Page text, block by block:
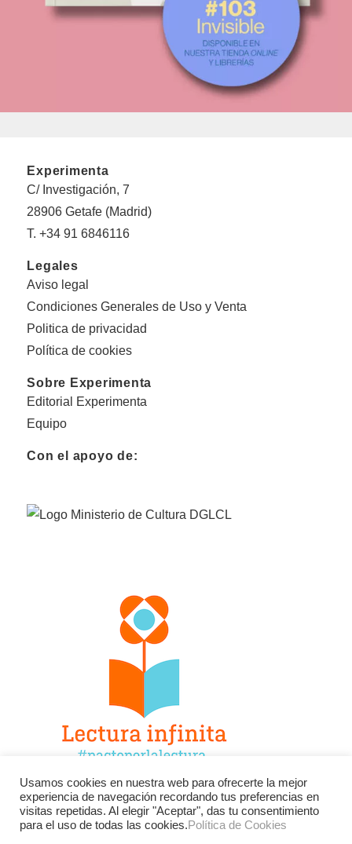
Experimenta
C/ Investigación, 7
28906 Getafe (Madrid)
T. +34 91 6846116
Legales
Aviso legal
Condiciones Generales de Uso y Venta
Politica de privacidad
Política de cookies
Sobre Experimenta
Editorial Experimenta
Equipo
Con el apoyo de:
Facebook Twitter
Instagram
YouTube
LinkedIn Contacto
Usamos cookies en nuestra web para ofrecerte la mejor
experiencia de navegación recordando tus preferencias en
visitas repetidas. Al elegir "Aceptar", das tu consentimiento
para el uso de todas las cookies.Política de Cookies